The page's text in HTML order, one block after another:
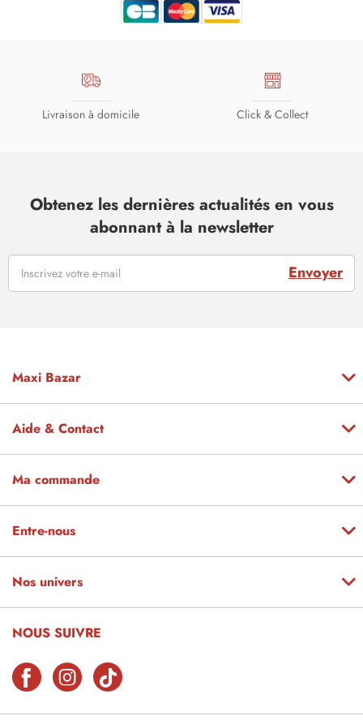
Livraison à domicile Click & Collect
Obtenez les dernières actualités en vous
abonnant à la newsletter
Envoyer
Maxi Bazar
Aide & Contact
Ma commande
Entre-nous
Nos univers
NOUS SUIVRE